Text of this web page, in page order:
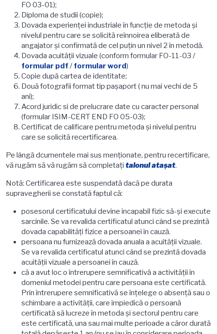
FO 03-01);
Diploma de studii (copie);
Dovada experienţei industriale în funcţie de metoda şi
nivelul pentru care se solicită reînnoirea eliberată de
angajator și confirmată de cel puțin un nivel 2 în metodă.
Dovada acuităţii vizuale (conform formular FO-11-03 /
formular pdf / formular word)
Copie după cartea de identitate;
Două fotografii format tip paşaport ( nu mai vechi de 5
ani);
Acord juridic si de prelucrare date cu caracter personal
(formular ISIM-CERT END FO 05-03);
Certificat de calificare pentru metoda şi nivelul pentru
care se solicită recertificarea.
Pe lângă dcumentele mai sus menționate, pentru recertificare,
vă rugăm să vă rugăm să completaţi talonul ataşat.
Notă: Certificarea este suspendată dacă pe durata
supravegherii se constată faptul că:
posesorul certificatului devine incapabil fizic să-şi execute
sarcinile. Se va revalida certificatul atunci când se prezintă
dovada capabilităţi fizice a persoanei în cauză.
persoana nu furnizează dovada anuala a acuităţii vizuale.
Se va revalida certificatul atunci când se prezintă dovada
acuităţii vizuale a persoanei în cauză.
că a avut loc o întrerupere semnificativă a activităţii în
domeniul metodei pentru care persoana este certificată.
Prin întrerupere semnificativă se înţelege o absenţă sau o
schimbare a activităţii, care împiedică o persoană
certificată să lucreze în metoda şi sectorul pentru care
este certificată, una sau mai multe perioade a căror durată